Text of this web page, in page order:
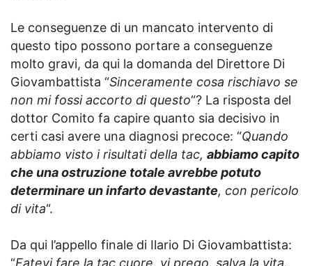
Le conseguenze di un mancato intervento di
questo tipo possono portare a conseguenze
molto gravi, da qui la domanda del Direttore Di
Giovambattista “Sinceramente cosa rischiavo se
non mi fossi accorto di questo“? La risposta del
dottor Comito fa capire quanto sia decisivo in
certi casi avere una diagnosi precoce: “Quando
abbiamo visto i risultati della tac, abbiamo capito
che una ostruzione totale avrebbe potuto
determinare un infarto devastante, con pericolo
di vita“.
Da qui l’appello finale di Ilario Di Giovambattista: